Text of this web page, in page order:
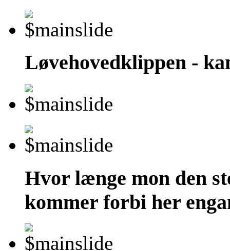
Løvehovedklippen -
Hvor længe mon den
kommer forbi her